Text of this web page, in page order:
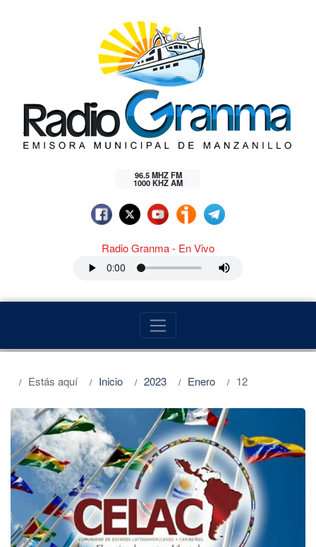
96.5 MHZ FM
1000 KHZ AM
Radio Granma - En Vivo
Estás aquí Inicio 2023 Enero 12